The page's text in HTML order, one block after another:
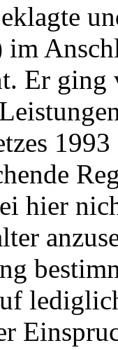
Er ging
hier